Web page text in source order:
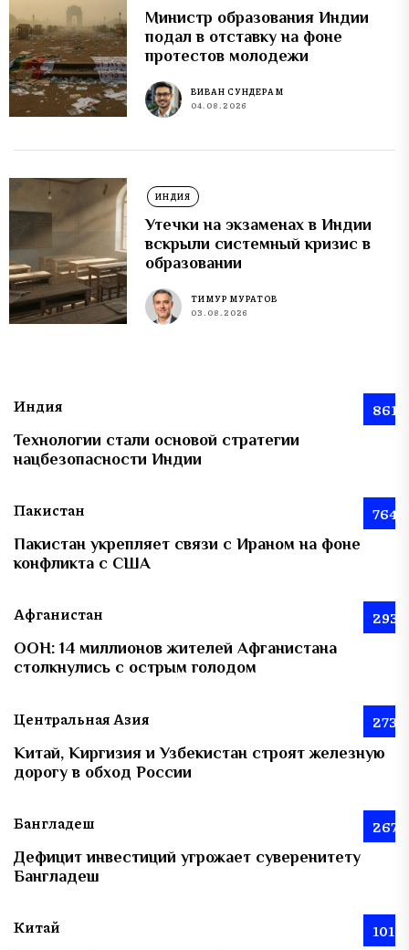
Министр образования Индии
подал в отставку на фоне
протестов молодежи
ВИВАН СУНДЕРАМ
04.08.2026
ИНДИЯ
Утечки на экзаменах в Индии
вскрыли системный кризис в
образовании
ТИМУР МУРАТОВ
03.08.2026
Индия 861
Технологии стали основой стратегии
нацбезопасности Индии
Пакистан 764
Пакистан укрепляет связи с Ираном на фоне
конфликта с США
Афганистан 293
ООН: 14 миллионов жителей Афганистана
столкнулись с острым голодом
Центральная Азия 273
Китай, Киргизия и Узбекистан строят железную
дорогу в обход России
Бангладеш 267
Дефицит инвестиций угрожает суверенитету
Бангладеш
Китай 101